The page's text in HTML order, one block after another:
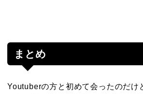
まとめ
Youtuberの方と初めて会ったのだけ